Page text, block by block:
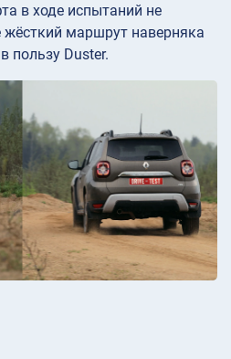
в ходе испытаний не
жёсткий маршрут наверняка
пользу Duster.